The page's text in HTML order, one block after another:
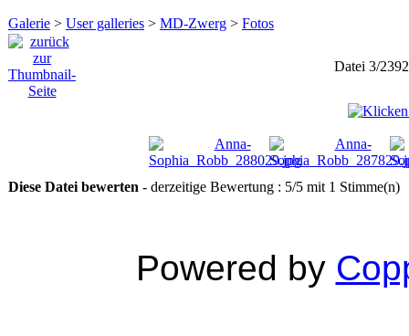
Galerie > User galleries > MD-Zwerg > Fotos
Datei 3/2392
Diese Datei bewerten - derzeitige Bewertung : 5/5 mit 1 Stimme(n)
Powered by